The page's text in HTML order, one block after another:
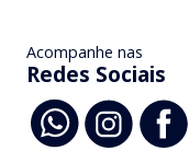
Acompanhe nas
Redes Sociais